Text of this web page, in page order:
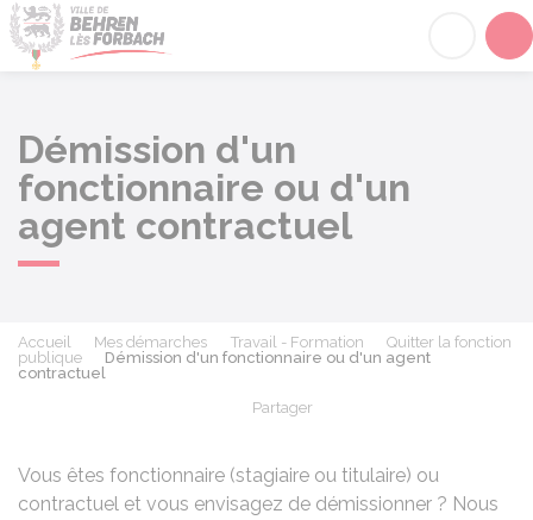
Démission d'un
fonctionnaire ou d'un
agent contractuel
Accueil Mes démarches Travail - Formation
Quitter la fonction
publique
Démission d'un fonctionnaire ou d'un agent
contractuel
Partager
Vous êtes fonctionnaire (stagiaire ou titulaire) ou
contractuel et vous envisagez de démissionner ? Nous